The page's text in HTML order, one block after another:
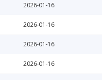
2026-01-16
2026-01-16
2026-01-16
2026-01-16